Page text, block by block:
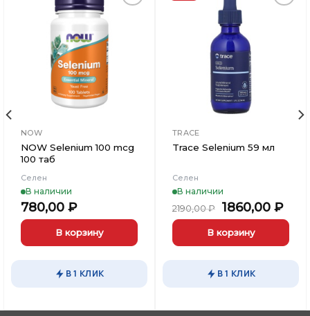
Добавить
Вишлист
NOW
NOW Selenium 100 mcg
100 таб
Селен
В наличии
780,00 ₽
В корзину
В 1 КЛИК
TRACE
Trace Selenium 59 мл
Селен
В наличии
2190,00₽
цена
составляла
2190,00 ₽.
1860,00 ₽
В корзину
В 1 КЛИК